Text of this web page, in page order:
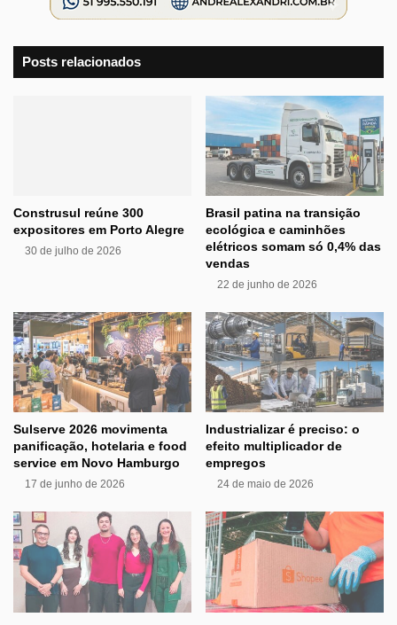
Posts relacionados
Construsul reúne 300
expositores em Porto Alegre
30 de julho de 2026
Brasil patina na transição
ecológica e caminhões
elétricos somam só 0,4% das
vendas
22 de junho de 2026
Sulserve 2026 movimenta
panificação, hotelaria e food
service em Novo Hamburgo
17 de junho de 2026
Industrializar é preciso: o
efeito multiplicador de
empregos
24 de maio de 2026